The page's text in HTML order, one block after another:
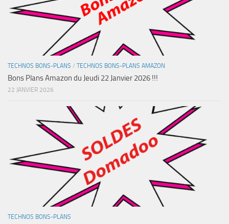
TECHNOS BONS-PLANS / TECHNOS BONS-PLANS AMAZON
Bons Plans Amazon du Jeudi 22 Janvier 2026 !!!
22 JANVIER 2026
TECHNOS BONS-PLANS